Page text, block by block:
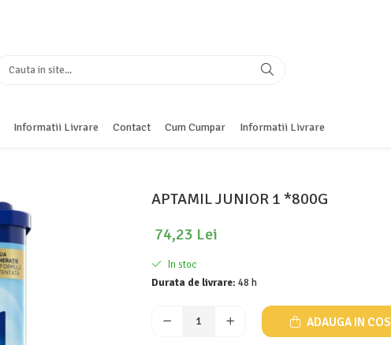
Informatii Livrare Contact Cum Cumpar Informatii Livrare
APTAMIL JUNIOR 1 *800G
74,23 Lei
In stoc
Durata de livrare: 48 h
ADAUGA IN COS